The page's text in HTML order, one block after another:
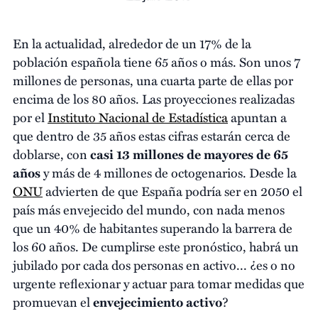
En la actualidad, alrededor de un 17% de la
población española tiene 65 años o más. Son unos 7
millones de personas, una cuarta parte de ellas por
encima de los 80 años. Las proyecciones realizadas
por elInstituto Nacional de Estadísticaapuntan a
que dentro de 35 años estas cifras estarán cerca de
doblarse, concasi 13 millones de mayores de 65
añosy más de 4 millones de octogenarios. Desde la
ONUadvierten de que España podría ser en 2050 el
país más envejecido del mundo, con nada menos
que un 40% de habitantes superando la barrera de
los 60 años. De cumplirse este pronóstico, habrá un
jubilado por cada dos personas en activo... ¿es o no
urgente reflexionar y actuar para tomar medidas que
promuevan elenvejecimiento activo?